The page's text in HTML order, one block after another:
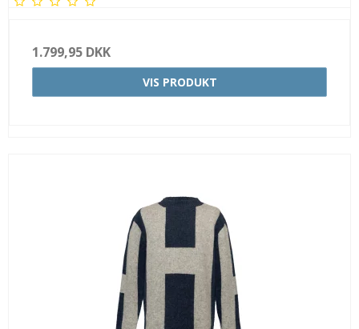
1.799,95 DKK
VIS PRODUKT